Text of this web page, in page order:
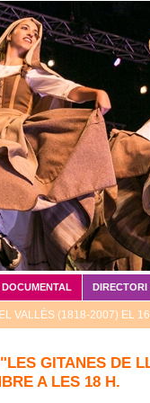
al contingut
GITANES DE
A LES 18 H.
VALLÈS (1818-2007) EL